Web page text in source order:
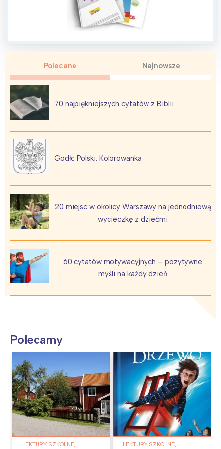
Polecane Najnowsze
70 najpiękniejszych cytatów z Biblii
Godło Polski. Kolorowanka
20 miejsc w okolicy Warszawy na jednodniową
wycieczkę z dziećmi
60 cytatów motywacyjnych – pozytywne
myśli na każdy dzień
Polecamy
LEKTURY SZKOLNE,
LEKTURY SZKOLNE,